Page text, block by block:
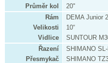
Průměr kol
20"
Rám
DEMA Junior
Velikosti
10“
Vidlice
SUNTOUR
Řazení
SHIMANO
Přesmykač
SHIMANO